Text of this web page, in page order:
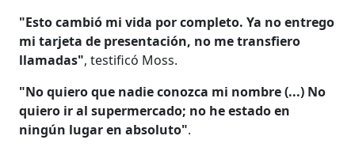
"Esto cambió mi vida por completo. Ya no entrego
mi tarjeta de presentación, no me transfiero
llamadas", testificó Moss.
"No quiero que nadie conozca mi nombre (...) No
quiero ir al supermercado; no he estado en
ningún lugar en absoluto".